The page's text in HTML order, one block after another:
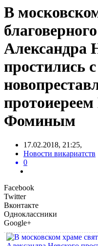
В
Александра
простились с
Фоминым
17.02.2018, 21:25,
Новости викариатств
0
Facebook
Twitter
Вконтакте
Одноклассники
Google+